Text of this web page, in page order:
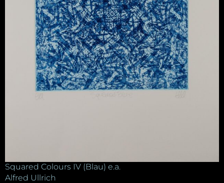
Squared Colours IV (Blau) e.a.
Alfred Ullrich